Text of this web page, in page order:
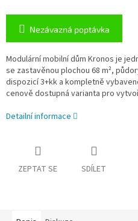
Nezávazná poptávka
Modulární mobilní dům Kronos je
se zastavěnou plochou 68 m²,
dispozicí 3+kk a kompletně
cenově dostupná varianta pro
Detailní informace
ZEPTAT SE SDÍLET